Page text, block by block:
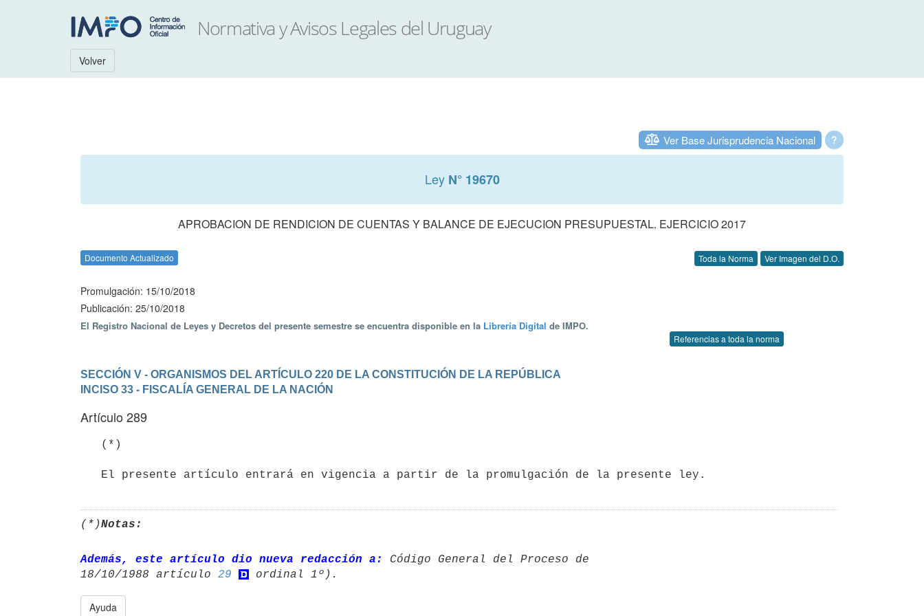
Volver
?
Ver Base Jurisprudencia Nacional
Ley N° 19670
APROBACION DE RENDICION DE CUENTAS Y BALANCE DE EJECUCION PRESUPUESTAL. EJERCICIO 2017
Documento Actualizado Toda la Norma Ver Imagen del D.O.
Promulgación: 15/10/2018
Publicación: 25/10/2018
El Registro Nacional de Leyes y Decretos del presente semestre se encuentra disponible en la Librería Digital de IMPO.
Referencias a toda la norma
SECCIÓN V - ORGANISMOS DEL ARTÍCULO 220 DE LA CONSTITUCIÓN DE LA REPÚBLICA
INCISO 33 - FISCALÍA GENERAL DE LA NACIÓN
Artículo 289
(*)Notas:
Además, este artículo dio nueva redacción a:
Código General del Proceso de
18/10/1988 artículo 29
Ayuda